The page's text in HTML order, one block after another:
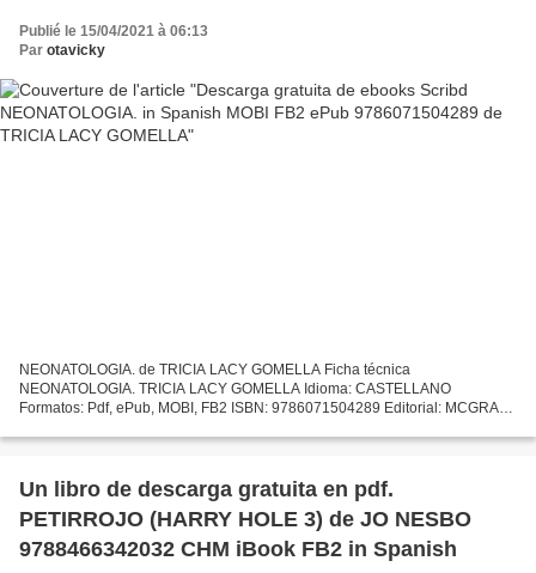
Publié le 15/04/2021 à 06:13
Par otavicky
NEONATOLOGIA. de TRICIA LACY GOMELLA Ficha técnica
NEONATOLOGIA. TRICIA LACY GOMELLA Idioma: CASTELLANO
Formatos: Pdf, ePub, MOBI, FB2 ISBN: 9786071504289 Editorial: MCGRAW-
ebooks Scribd...
Un libro de descarga gratuita en pdf.
PETIRROJO (HARRY HOLE 3) de JO NESBO
9788466342032 CHM iBook FB2 in Spanish